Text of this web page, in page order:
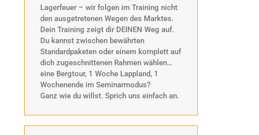
Lagerfeuer – wir folgen im Training nicht
den ausgetretenen Wegen des Marktes.
Dein Training zeigt dir DEINEN Weg auf.
Du kannst zwischen bewährten
Standardpaketen oder einem komplett auf
dich zugeschnittenen Rahmen wählen…
eine Bergtour, 1 Woche Lappland, 1
Wochenende im Seminarmodus?
Ganz wie du willst. Sprich uns einfach an.